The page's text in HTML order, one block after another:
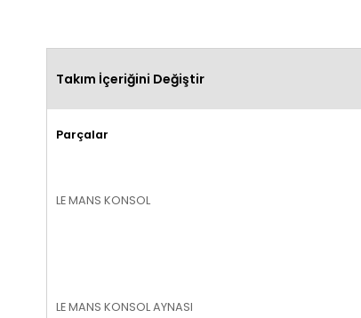
Takım İçeriğini Değiştir
Parçalar
LE MANS KONSOL
LE MANS KONSOL AYNASI